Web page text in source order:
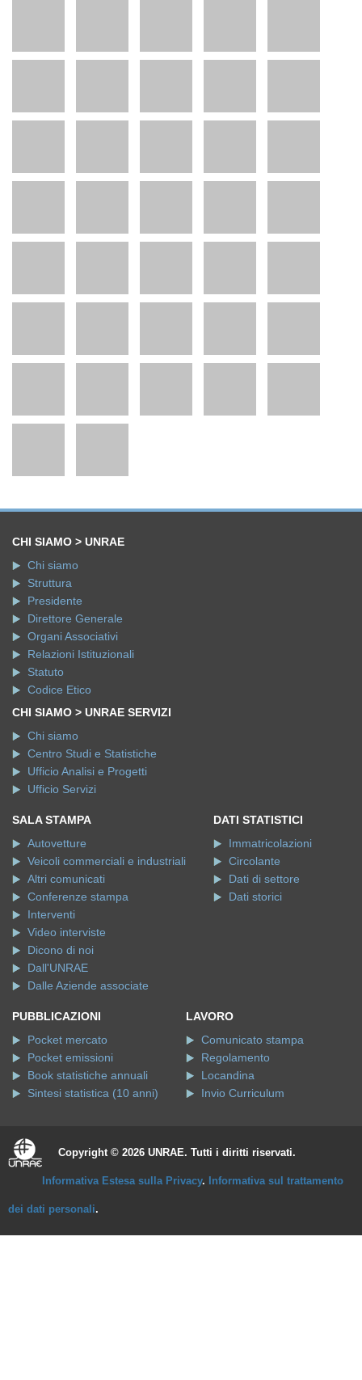
CHI SIAMO > UNRAE
Chi siamo
Struttura
Presidente
Direttore Generale
Organi Associativi
Relazioni Istituzionali
Statuto
Codice Etico
CHI SIAMO > UNRAE SERVIZI
Chi siamo
Centro Studi e Statistiche
Ufficio Analisi e Progetti
Ufficio Servizi
SALA STAMPA
Autovetture
Veicoli commerciali e industriali
Altri comunicati
Conferenze stampa
Interventi
Video interviste
Dicono di noi
Dall'UNRAE
Dalle Aziende associate
DATI STATISTICI
Immatricolazioni
Circolante
Dati di settore
Dati storici
PUBBLICAZIONI
Pocket mercato
Pocket emissioni
Book statistiche annuali
Sintesi statistica (10 anni)
LAVORO
Comunicato stampa
Regolamento
Locandina
Invio Curriculum
Copyright © 2026 UNRAE. Tutti i diritti riservati.
Informativa Estesa sulla Privacy. Informativa sul trattamento
dei dati personali.